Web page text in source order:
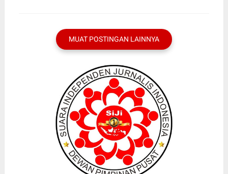
MUAT POSTINGAN LAINNYA